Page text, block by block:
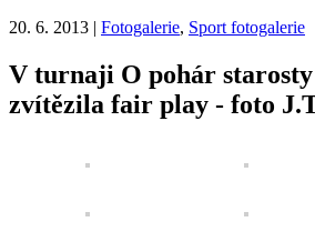
20. 6. 2013 | Fotogalerie, Sport fotogalerie
V turnaji O pohár
zvítězila fair play - foto